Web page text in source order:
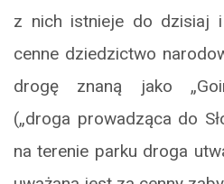
z nich istnieje do dzisiaj
cenne dziedzictwo
drogę znaną jako
(„droga prowadząca do
na terenie parku droga